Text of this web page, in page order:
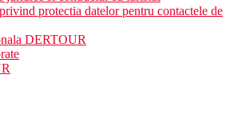
protectia datelor pentru contactele de
DERTOUR